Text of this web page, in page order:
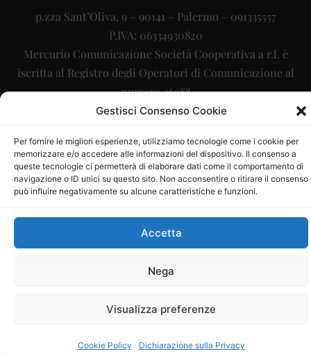
Gestisci Consenso Cookie
Per fornire le migliori esperienze, utilizziamo tecnologie come i cookie per
memorizzare e/o accedere alle informazioni del dispositivo. Il consenso a
queste tecnologie ci permetterà di elaborare dati come il comportamento di
navigazione o ID unici su questo sito. Non acconsentire o ritirare il consenso
può influire negativamente su alcune caratteristiche e funzioni.
Accetta
Nega
Visualizza preferenze
Cookie Policy Dichiarazione sulla Privacy
p.zza Sant’Oliva, 9 – 90141 – Palermo – 091335557
P.IVA: 06334930820
Mercurio Comunicazione Società Cooperativa a r.l. è
iscritta al Registro degli Operatori di Comunicazione al
numero 26988